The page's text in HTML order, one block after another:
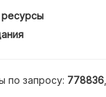
ресурсы
по запросу: 778836